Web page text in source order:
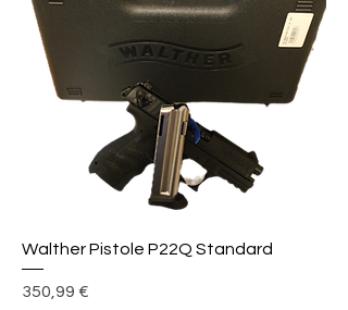
Walther Pistole P22Q Standard
Preis
350,99 €